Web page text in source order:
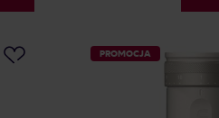
PROMOCJA